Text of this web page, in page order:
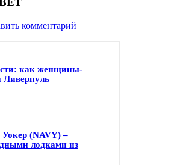
комментарий
как женщины-
Ливерпуль
(NAVY) –
лодками из